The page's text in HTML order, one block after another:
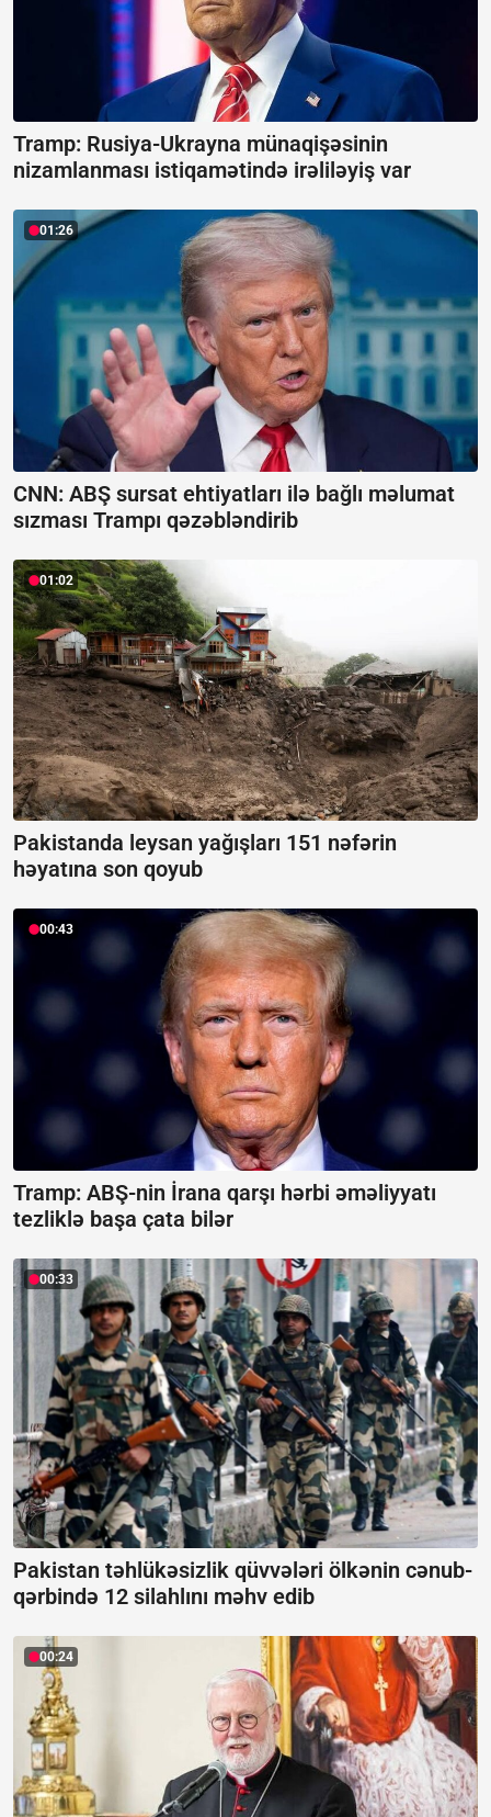
Tramp: Rusiya-Ukrayna münaqişəsinin
nizamlanması istiqamətində irəliləyiş var
01:26
CNN: ABŞ sursat ehtiyatları ilə bağlı məlumat
sızması Trampı qəzəbləndirib
01:02
Pakistanda leysan yağışları 151 nəfərin
həyatına son qoyub
00:43
Tramp: ABŞ-nin İrana qarşı hərbi əməliyyatı
tezliklə başa çata bilər
00:33
Pakistan təhlükəsizlik qüvvələri ölkənin cənub-
qərbində 12 silahlını məhv edib
00:24